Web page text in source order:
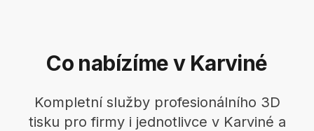
Co nabízíme v Karviné
Kompletní služby profesionálního 3D
tisku pro firmy i jednotlivce v Karviné a